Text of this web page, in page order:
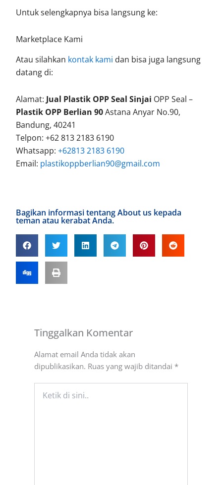
Untuk selengkapnya bisa langsung ke:
Marketplace Kami
Atau silahkan kontak kami dan bisa juga langsung
datang di:
Alamat: Jual Plastik OPP Seal Sinjai OPP Seal –
Plastik OPP Berlian 90Astana Anyar No.90,
Bandung, 40241
Telpon: +62 813 2183 6190
Whatsapp:+62813 2183 6190
Email: plastikoppberlian90@gmail.com
Bagikan informasi tentang About us kepada
teman atau kerabat Anda.
Tinggalkan Komentar
Alamat email Anda tidak akan
dipublikasikan. Ruas yang wajib ditandai *